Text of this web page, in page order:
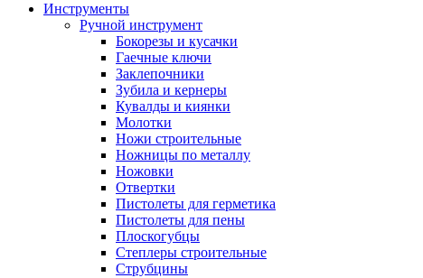
Инструменты
Ручной инструмент
Бокорезы и кусачки
Гаечные ключи
Заклепочники
Зубила и кернеры
Кувалды и киянки
Молотки
Ножи строительные
Ножницы по металлу
Ножовки
Отвертки
Пистолеты для герметика
Пистолеты для пены
Плоскогубцы
Степлеры строительные
Струбцины